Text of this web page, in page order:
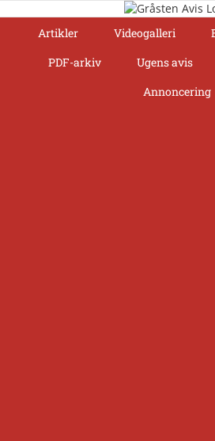
to
contentArtikler Videogalleri
PDF-arkiv
Ugens avis
Annoncering